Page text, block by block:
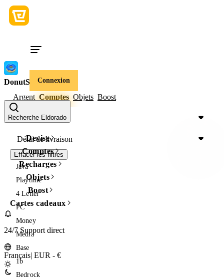
Connexion
Recherche Eldorado
Devise
Comptes
Recharges
Objets
Boost
Cartes cadeaux
24/7 Support direct
Français| EUR - €
DonutSMP
Argent Comptes Objets Boost
Prix
Délai de livraison
Effacer les filtres
Java
Playtime
4 Letter
PC
Money
Media
Base
1b
Bedrock